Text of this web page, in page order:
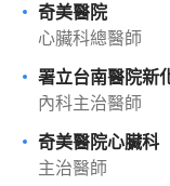
奇美醫院
心臟科總醫師
署立台南醫院新
內科主治醫師
奇美醫院心臟科
主治醫師